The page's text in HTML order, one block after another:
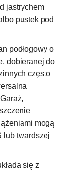
jastrychem.
pustek pod
podłogowy o
dobieranej do
często
mogą
lub twardszej
się z